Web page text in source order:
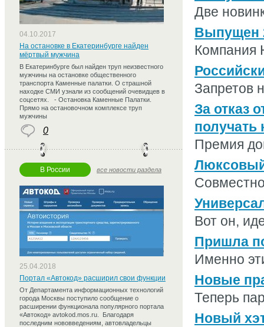
Две
Выпущен
Компания
Запретов
За отказ
получать
Премия
Вот он,
Пришла
Именно
Новые
Теперь
Новый
04.10.2017
На остановке в Екатеринбурге найден
мёртвый мужчина
В Екатеринбурге был найден труп неизвестного
мужчины на остановке общественного
транспорта Каменные палатки. О страшной
находке СМИ узнали из сообщений очевидцев в
соцсетях. - Остановка Каменные Палатки.
Прямо на остановочном комплексе труп
мужчины
0
В России все новости раздела
25.04.2018
Портал «Автокод» расширил свои функции
От Департамента информационных технологий
города Москвы поступило сообщение о
расширении функционала популярного портала
«Автокод» avtokod.mos.ru. Благодаря
последним нововведениям, автовладельцы